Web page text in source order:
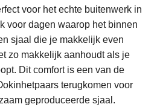
voor het echte buitenwerk in
voor dagen waarop het binnen
sjaal die je makkelijk even
zo makkelijk aanhoudt als je
Dit comfort is een van de
terugkomen voor
geproduceerde sjaal.